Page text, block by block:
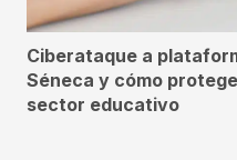
Ciberataque a
Séneca y cómo
sector educativo